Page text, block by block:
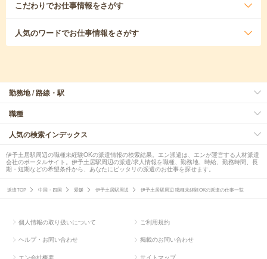
こだわりでお仕事情報をさがす
人気のワードでお仕事情報をさがす
勤務地 / 路線・駅
職種
人気の検索インデックス
伊予土居駅周辺の職種未経験OKの派遣情報の検索結果。エン派遣は、エンが運営する人材派遣
会社のポータルサイト。伊予土居駅周辺の派遣/求人情報を職種、勤務地、時給、勤務時間、長
期・短期などの希望条件から、あなたにピッタリの派遣のお仕事を探せます。
派遣TOP 中国・四国 愛媛 伊予土居駅周辺 伊予土居駅周辺 職種未経験OKの派遣の仕事一覧
個人情報の取り扱いについて ご利用規約
ヘルプ・お問い合わせ 掲載のお問い合わせ
エン会社概要 サイトマップ